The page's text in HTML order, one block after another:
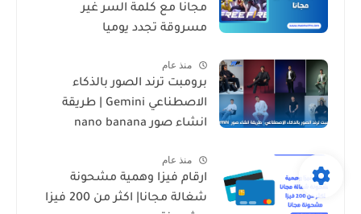
مجانا مع كلمة السر غير
مسروقة تجدد يوميا
منذ عام
برومبت ترند الصور بالذكاء
الاصطناعي Gemini | طريقة
انشاء صور nano banana
منذ عام
ارقام فيزا وهمية مشحونة
شغالة مجانا| اكثر من 200 فيزا